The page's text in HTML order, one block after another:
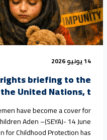
14 يونيو 2026
rights briefing to the
United Nations, t...
have become a cover for
Aden –(SEYAJ- 14 June
for Childhood Protection has